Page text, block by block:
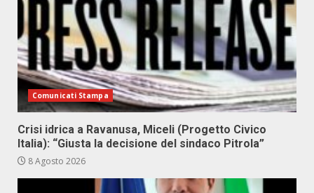
Comunicati Stampa
Crisi idrica a Ravanusa, Miceli (Progetto Civico
Italia): “Giusta la decisione del sindaco Pitrola”
8 Agosto 2026